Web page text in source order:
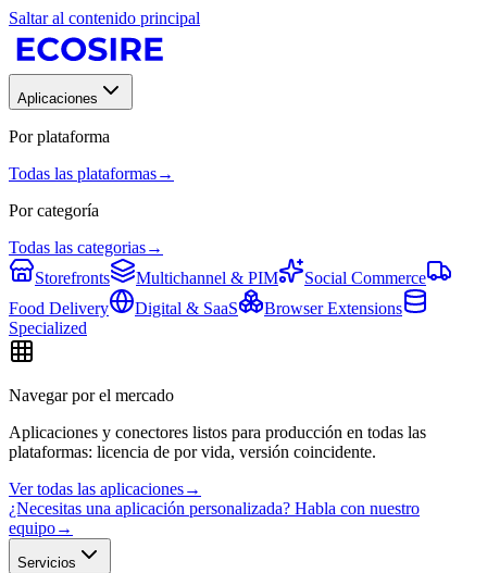
Saltar al contenido principal
Aplicaciones
Por plataforma
Todas las plataformas→
Por categoría
Todas las categorias→
Storefronts
Multichannel & PIM
Social Commerce
Food Delivery
Digital & SaaS
Browser Extensions
Specialized
Navegar por el mercado
Aplicaciones y conectores listos para producción en todas las
plataformas: licencia de por vida, versión coincidente.
Ver todas las aplicaciones→
¿Necesitas una aplicación personalizada? Habla con nuestro
equipo→
Servicios